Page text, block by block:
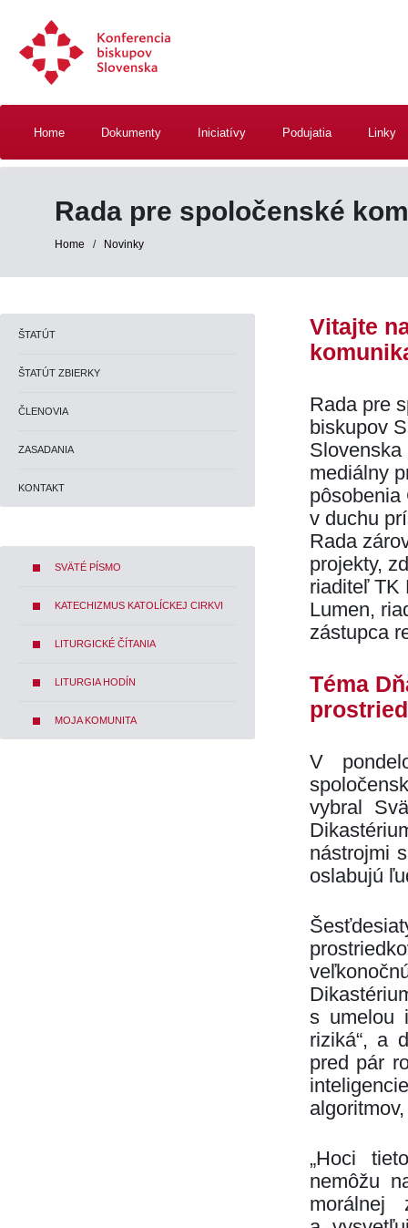
Home Dokumenty Iniciatívy Podujatia Linky
Rada pre spoločenské
Home / Novinky
ŠTATÚT
ŠTATÚT ZBIERKY
ČLENOVIA
ZASADANIA
KONTAKT
SVÄTÉ PÍSMO
KATECHIZMUS KATOLÍCKEJ CIRKVI
LITURGICKÉ ČÍTANIA
LITURGIA HODÍN
MOJA KOMUNITA
Vitajte
Rada pre
biskupov
mediálny
pôsobenia
v duchu
Rada
projekty,
riaditeľ TK
Lumen,
zástupca
Téma
V
vybral
nástrojmi
oslabujú
s umelou
riziká“, a
pred pár
„Hoci
nemôžu
morálnej